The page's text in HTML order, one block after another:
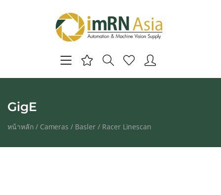
GigE
หน้าหลัก/ Cameras / Basler/ Racer Linescan